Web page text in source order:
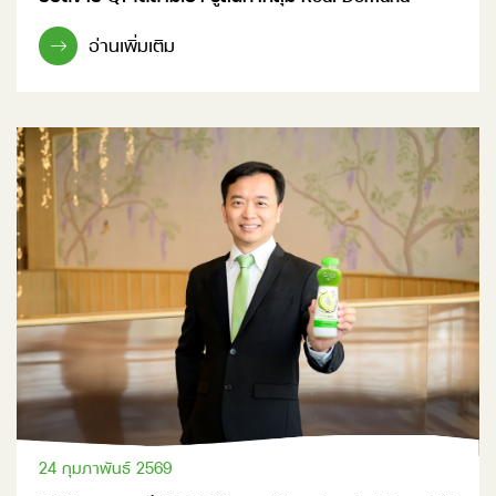
อ่านเพิ่มเติม
24 กุมภาพันธ์ 2569